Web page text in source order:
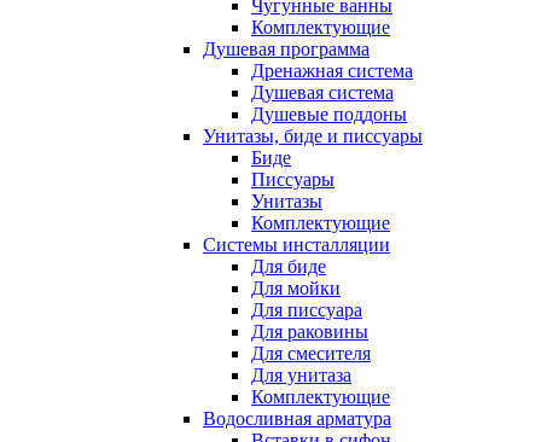
Чугунные ванны
Комплектующие
Душевая программа
Дренажная система
Душевая система
Душевые поддоны
Унитазы, биде и писсуары
Биде
Писсуары
Унитазы
Комплектующие
Системы инсталляции
Для биде
Для мойки
Для писсуара
Для раковины
Для смесителя
Для унитаза
Комплектующие
Водосливная арматура